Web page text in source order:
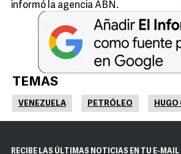
informó la agencia ABN.
TEMAS
VENEZUELA PETRÓLEO HUGO
RECIBE LAS ÚLTIMAS NOTICIAS EN TU E-MAIL